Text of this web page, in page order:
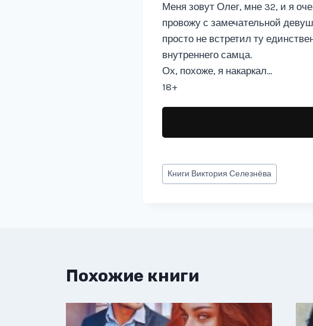
Меня зовут Олег, мне 32, и я
провожу с замечательной
просто не встретил ту
внутреннего самца.
Ох, похоже, я накаркал…
18+
Метки
записи:
Книги Виктория Селезнёва
Похожие книги